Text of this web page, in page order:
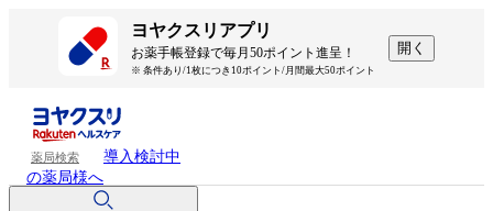
ヨヤクスリアプリ
お薬手帳登録で毎月50ポイント進呈！
※ 条件あり/1枚につき10ポイント/月間最大50ポイント
開く
薬局検索
導入検討中
の薬局様へ